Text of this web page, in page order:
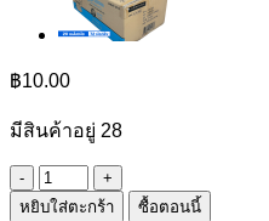
฿10.00
มีสินค้าอยู่ 28
จำนวน
กระเป๋า
หยิบใส่ตะกร้า ซื้อตอนนี้